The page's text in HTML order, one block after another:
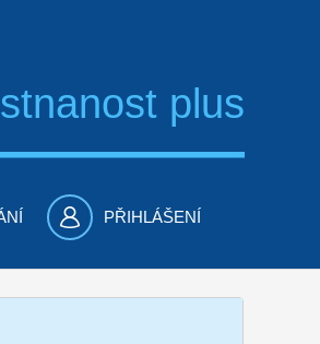
plus
PŘIHLÁŠENÍ